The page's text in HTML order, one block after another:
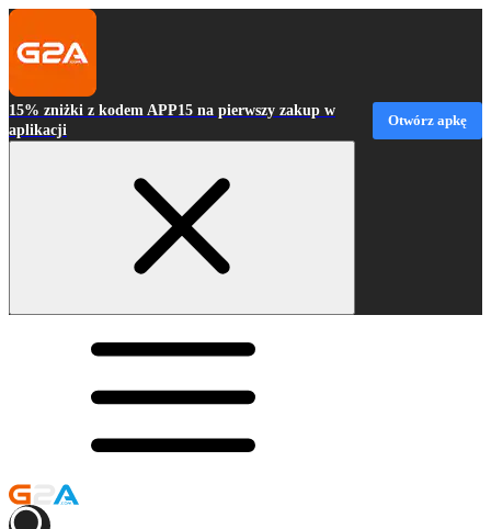
15% zniżki z kodem APP15 na pierwszy zakup w
aplikacji
Otwórz apkę